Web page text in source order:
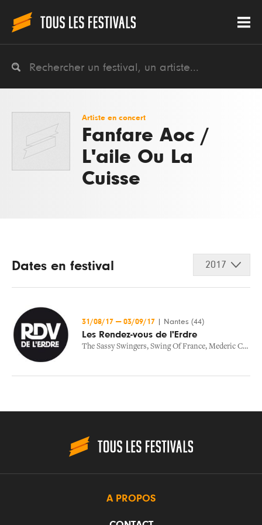
Artiste en concert
Fanfare Aoc /
L'aile Ou La
Cuisse
Dates en festival 2017
31/08/17 — 03/09/17 Nantes (44)
Les Rendez-vous de l'Erdre
The Sassy Swingers, Swing Of France, Mederic Collignon
A PROPOS